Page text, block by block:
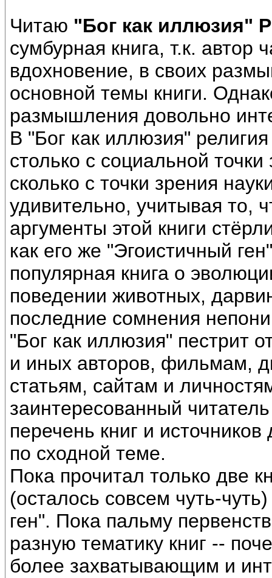
Читаю "Бог как иллюзия"
сумбурная книга, т.к. автор
вдохновение, в своих
основной темы книги.
размышления довольно
В "Бог как иллюзия"
столько с социальной
сколько с точки зрения
удивительно, учитывая то,
аргументы этой книги
как его же "Эгоистичный
популярная книга о
поведении животных,
последние сомнения
"Бог как иллюзия" пестрит
и иных авторов, фильмам,
статьям, сайтам и
заинтересованный
перечень книг и
по сходной теме.
Пока прочитал только две
(осталось совсем чуть-
ген". Пока пальму
разную тематику книг --
более захватывающим и